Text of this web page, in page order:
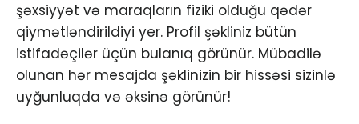
şəxsiyyət və maraqların fiziki olduğu qədər
qiymətləndirildiyi yer. Profil şəkliniz bütün
istifadəçilər üçün bulanıq görünür. Mübadilə
olunan hər mesajda şəklinizin bir hissəsi sizinlə
uyğunluqda və əksinə görünür!